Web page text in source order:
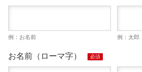
例：お名前 例：太郎
お名前（ローマ字） 必須